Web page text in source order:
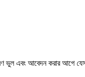
ভুল এবং আবেদন করার আগে